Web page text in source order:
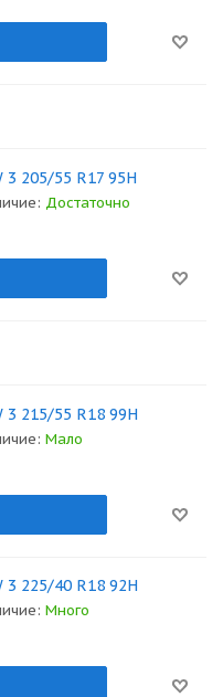
205/55 R17 95H
Достаточно
215/55 R18 99H
Мало
225/40 R18 92H
Много